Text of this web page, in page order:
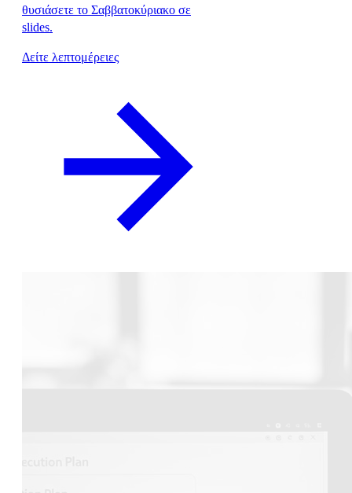
θυσιάσετε το Σαββατοκύριακο σε
slides.
Δείτε λεπτομέρειες